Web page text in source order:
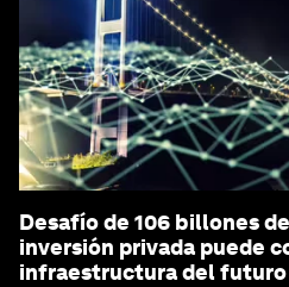
Desafío de 106 billones
inversión privada puede
infraestructura del futuro